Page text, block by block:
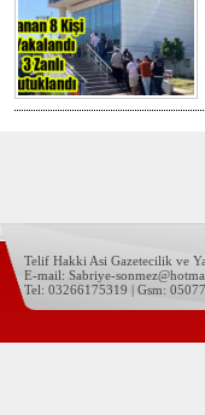
Telif Hakki Asi Gazetecilik ve
E-mail: Sabriye-
Tel: 03266175319 | Gsm: